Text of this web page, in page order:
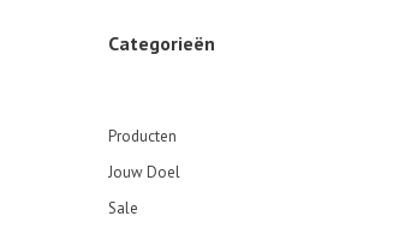
Categorieën
Producten
Jouw Doel
Sale